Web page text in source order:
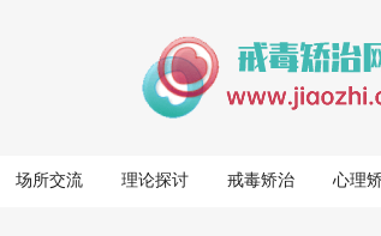
场所交流 理论探讨 戒毒矫治 心理